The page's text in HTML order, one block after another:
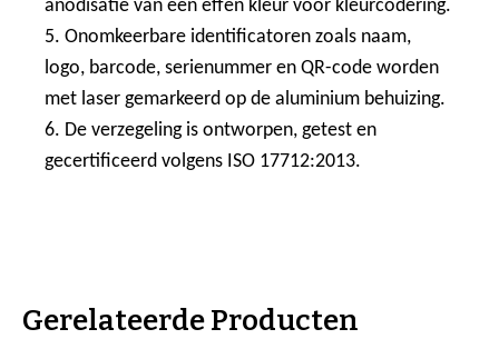
anodisatie van een effen kleur voor kleurcodering.
5. Onomkeerbare identificatoren zoals naam,
logo, barcode, serienummer en QR-code worden
met laser gemarkeerd op de aluminium behuizing.
6. De verzegeling is ontworpen, getest en
gecertificeerd volgens ISO 17712:2013.
Gerelateerde Producten